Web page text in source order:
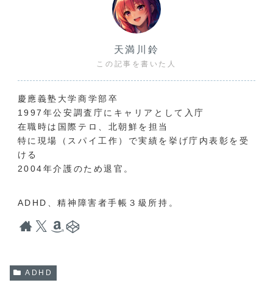
天満川鈴
この記事を書いた人
慶應義塾大学商学部卒
1997年公安調査庁にキャリアとして入庁
在職時は国際テロ、北朝鮮を担当
特に現場（スパイ工作）で実績を挙げ庁内表彰を受
ける
2004年介護のため退官。
ADHD、精神障害者手帳３級所持。
ADHD